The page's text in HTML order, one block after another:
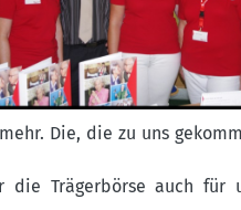
Die, die zu uns
Trägerbörse auch für